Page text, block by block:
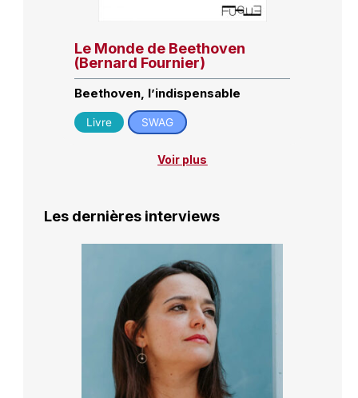
Le Monde de Beethoven
(Bernard Fournier)
Beethoven, l’indispensable
Livre SWAG
Voir plus
Les dernières interviews